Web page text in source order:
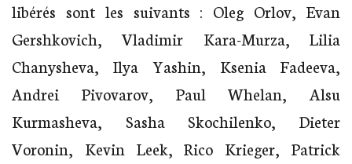
libérés sont les suivants : Oleg Orlov, Evan
Gershkovich, Vladimir Kara-Murza, Lilia
Chanysheva, Ilya Yashin, Ksenia Fadeeva,
Andrei Pivovarov, Paul Whelan, Alsu
Kurmasheva, Sasha Skochilenko, Dieter
Voronin, Kevin Leek, Rico Krieger, Patrick